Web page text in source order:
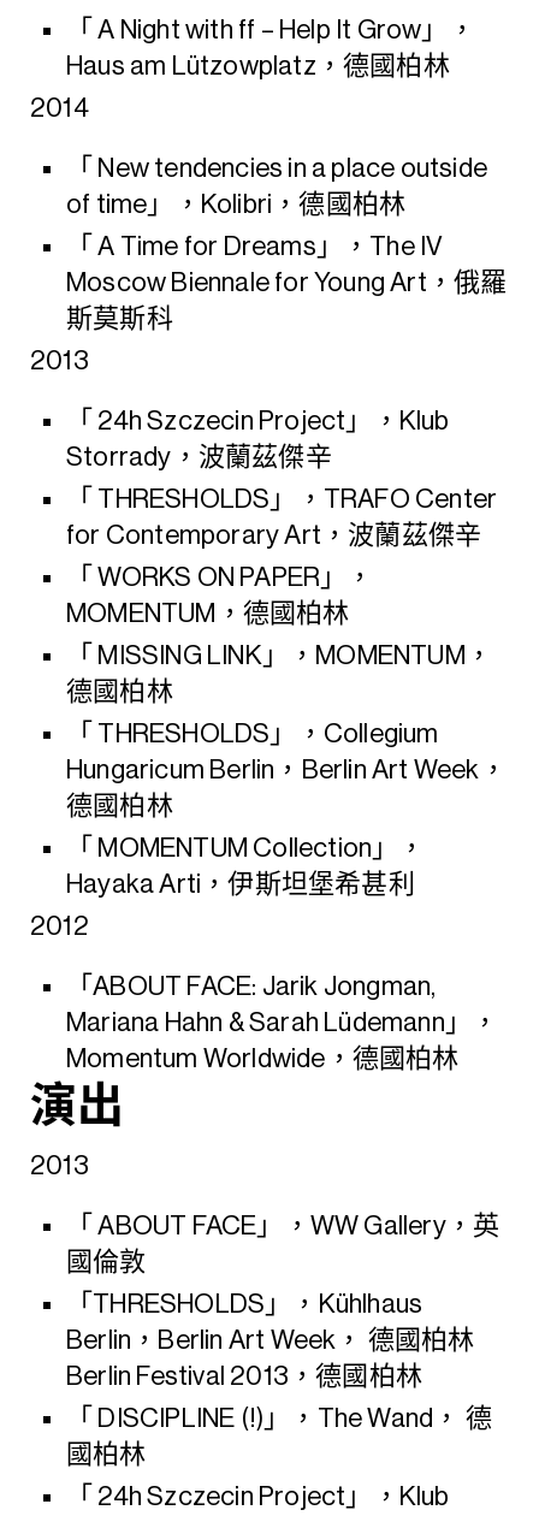
「 A Night with ff – Help It Grow」，
Haus am Lützowplatz，德國柏林
2014
「 New tendencies in a place outside
of time」，Kolibri，德國柏林
「 A Time for Dreams」，The IV
Moscow Biennale for Young Art，俄羅
斯莫斯科
2013
「 24h Szczecin Project」，Klub
Storrady，波蘭茲傑辛
「 THRESHOLDS」，TRAFO Center
for Contemporary Art，波蘭茲傑辛
「 WORKS ON PAPER」，
MOMENTUM，德國柏林
「 MISSING LINK」，MOMENTUM，
德國柏林
「 THRESHOLDS」，Collegium
Hungaricum Berlin，Berlin Art Week，
德國柏林
「 MOMENTUM Collection」，
Hayaka Arti，伊斯坦堡希甚利
2012
「ABOUT FACE: Jarik Jongman,
Mariana Hahn & Sarah Lüdemann」，
Momentum Worldwide，德國柏林
演出
2013
「 ABOUT FACE」，WW Gallery，英
國倫敦
「THRESHOLDS」，Kühlhaus
Berlin，Berlin Art Week， 德國柏林
Berlin Festival 2013，德國柏林
「 DISCIPLINE (!)」，The Wand， 德
國柏林
「 24h Szczecin Project」，Klub